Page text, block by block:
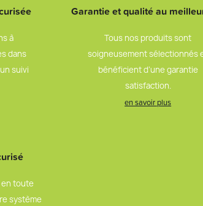
à
dans
suivi
Garantie et qualité au
Tous nos produits sont
soigneusement sélectionnés
bénéficient d’une garantie
satisfaction.
en savoir plus
en toute
système